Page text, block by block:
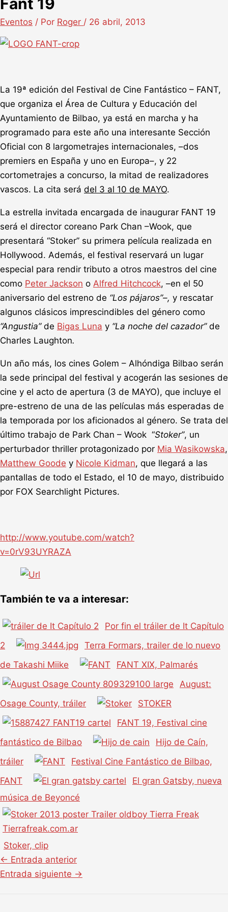
Eventos / Por Roger / 26 abril, 2013
La 19ª edición del Festival de Cine Fantástico – FANT,
que organiza el Área de Cultura y Educación del
Ayuntamiento de Bilbao, ya está en marcha y ha
programado para este año una interesante Sección
Oficial con 8 largometrajes internacionales, –dos
premiers en España y uno en Europa–, y 22
cortometrajes a concurso, la mitad de realizadores
vascos. La cita será del 3 al 10 de MAYO.
La estrella invitada encargada de inaugurar FANT 19
será el director coreano Park Chan –Wook, que
presentará “Stoker” su primera película realizada en
Hollywood. Además, el festival reservará un lugar
especial para rendir tributo a otros maestros del cine
como Peter Jackson o Alfred Hitchcock, –en el 50
aniversario del estreno de “Los pájaros”–, y rescatar
algunos clásicos imprescindibles del género como
“Angustia” de Bigas Luna y “La noche del cazador” de
Charles Laughton.
Un año más, los cines Golem – Alhóndiga Bilbao serán
la sede principal del festival y acogerán las sesiones de
cine y el acto de apertura (3 de MAYO), que incluye el
pre-estreno de una de las películas más esperadas de
la temporada por los aficionados al género. Se trata del
último trabajo de Park Chan – Wook “Stoker”, un
perturbador thriller protagonizado por Mia Wasikowska,
Matthew Goode y Nicole Kidman, que llegará a las
pantallas de todo el Estado, el 10 de mayo, distribuido
por FOX Searchlight Pictures.
http://www.youtube.com/watch?
v=0rV93UYRAZA
También te va a interesar:
Por fin el tráiler de It Capítulo
2
Terra Formars, trailer de lo nuevo
de Takashi Miike
FANT XIX, Palmarés
August:
Osage County, tráiler
STOKER
FANT 19, Festival cine
fantástico de Bilbao
Hijo de Caín,
tráiler
Festival Cine Fantástico de Bilbao,
FANT
El gran Gatsby, nueva
música de Beyoncé
Stoker, clip
← Entrada anterior
Entrada siguiente →